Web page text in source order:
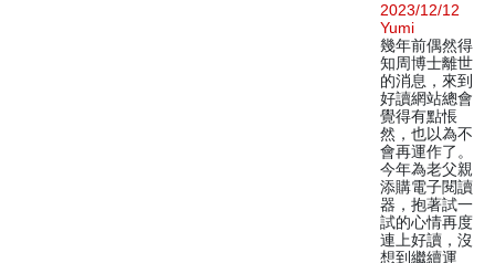
2023/12/12
Yumi
幾年前偶然得
知周博士離世
的消息，來到
好讀網站總會
覺得有點悵
然，也以為不
會再運作了。
今年為老父親
添購電子閱讀
器，抱著試一
試的心情再度
連上好讀，沒
想到繼續運